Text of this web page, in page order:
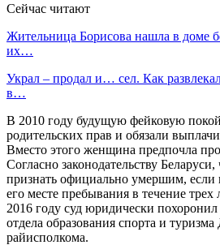
Сейчас читают
Жительница Борисова нашла в доме
их…
Украл – продал и… сел. Как
в…
В 2010 году будущую фейковую
родительских прав и обязали
Вместо этого женщина предпочла
Согласно законодательству
признать официально умершим, если
его месте пребывания в течение
2016 году суд юридически
отдела образования спорта и
райисполкома.